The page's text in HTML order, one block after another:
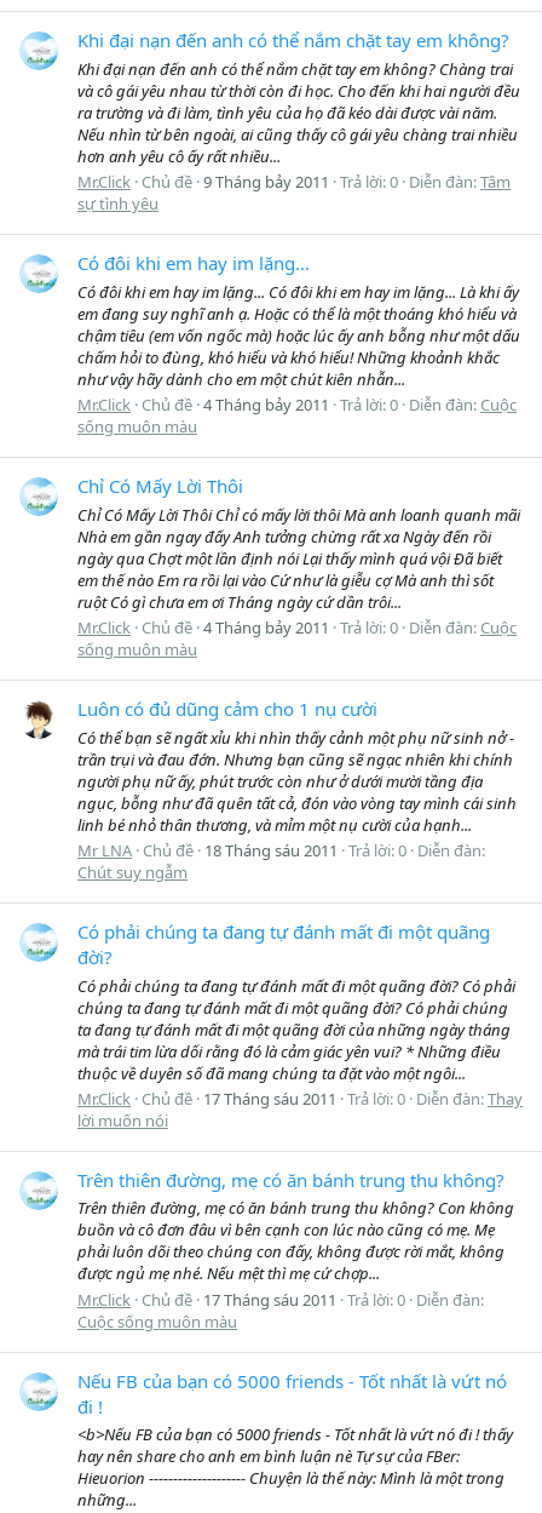
Khi đại nạn đến anh có thể nắm chặt tay em không?
Khi đại nạn đến anh có thể nắm chặt tay em không? Chàng trai
và cô gái yêu nhau từ thời còn đi học. Cho đến khi hai người đều
ra trường và đi làm, tình yêu của họ đã kéo dài được vài năm.
Nếu nhìn từ bên ngoài, ai cũng thấy cô gái yêu chàng trai nhiều
hơn anh yêu cô ấy rất nhiều...
Mr.Click Chủ đề 9 Tháng bảy 2011 Trả lời: 0 Diễn đàn:Tâm
sự tình yêu
Có đôi khi em hay im lặng...
Có đôi khi em hay im lặng... Có đôi khi em hay im lặng... Là khi ấy
em đang suy nghĩ anh ạ. Hoặc có thể là một thoáng khó hiểu và
chậm tiêu (em vốn ngốc mà) hoặc lúc ấy anh bỗng như một dấu
chấm hỏi to đùng, khó hiểu và khó hiểu! Những khoảnh khắc
như vậy hãy dành cho em một chút kiên nhẫn...
Mr.Click Chủ đề 4 Tháng bảy 2011 Trả lời: 0 Diễn đàn:Cuộc
sống muôn màu
Chỉ Có Mấy Lời Thôi
Chỉ Có Mấy Lời Thôi Chỉ có mấy lời thôi Mà anh loanh quanh mãi
Nhà em gần ngay đấy Anh tưởng chừng rất xa Ngày đến rồi
ngày qua Chợt một lần định nói Lại thấy mình quá vội Đã biết
em thế nào Em ra rồi lại vào Cứ như là giễu cợ Mà anh thì sốt
ruột Có gì chưa em ơi Tháng ngày cứ dần trôi...
Mr.Click Chủ đề 4 Tháng bảy 2011 Trả lời: 0 Diễn đàn:Cuộc
sống muôn màu
Luôn có đủ dũng cảm cho 1 nụ cười
Có thể bạn sẽ ngất xỉu khi nhìn thấy cảnh một phụ nữ sinh nở -
trần trụi và đau đớn. Nhưng bạn cũng sẽ ngạc nhiên khi chính
người phụ nữ ấy, phút trước còn như ở dưới mười tầng địa
ngục, bỗng như đã quên tất cả, đón vào vòng tay mình cái sinh
linh bé nhỏ thân thương, và mỉm một nụ cười của hạnh...
Mr LNA Chủ đề 18 Tháng sáu 2011 Trả lời: 0 Diễn đàn:
Chút suy ngẫm
Có phải chúng ta đang tự đánh mất đi một quãng
đời?
Có phải chúng ta đang tự đánh mất đi một quãng đời? Có phải
chúng ta đang tự đánh mất đi một quãng đời? Có phải chúng
ta đang tự đánh mất đi một quãng đời của những ngày tháng
mà trái tim lừa dối rằng đó là cảm giác yên vui? * Những điều
thuộc về duyên số đã mang chúng ta đặt vào một ngôi...
Mr.Click Chủ đề 17 Tháng sáu 2011 Trả lời: 0 Diễn đàn:Thay
lời muốn nói
Trên thiên đường, mẹ có ăn bánh trung thu không?
Trên thiên đường, mẹ có ăn bánh trung thu không? Con không
buồn và cô đơn đâu vì bên cạnh con lúc nào cũng có mẹ. Mẹ
phải luôn dõi theo chúng con đấy, không được rời mắt, không
được ngủ mẹ nhé. Nếu mệt thì mẹ cứ chợp...
Mr.Click Chủ đề 17 Tháng sáu 2011 Trả lời: 0 Diễn đàn:
Cuộc sống muôn màu
Nếu FB của bạn có 5000 friends - Tốt nhất là vứt nó
đi !
<b>Nếu FB của bạn có 5000 friends - Tốt nhất là vứt nó đi ! thấy
hay nên share cho anh em bình luận nè Tự sự của FBer:
Hieuorion -------------------- Chuyện là thế này: Mình là một trong
những...